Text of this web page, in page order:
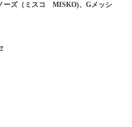
ーズ（ミスコ MISKO)、Gメッシ